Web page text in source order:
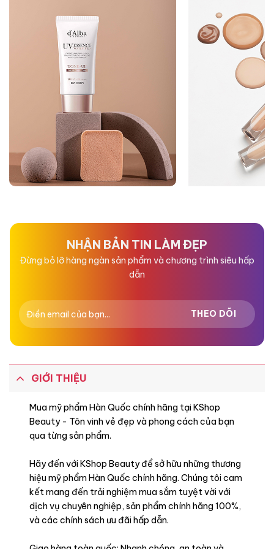
NHẬN BẢN TIN LÀM ĐẸP
Đừng bỏ lỡ hàng ngàn sản phẩm và chương trình siêu hấp
dẫn
GIỚI THIỆU
Mua mỹ phẩm Hàn Quốc chính hãng tại KShop
Beauty - Tôn vinh vẻ đẹp và phong cách của bạn
qua từng sản phẩm.
Hãy đến với KShop Beauty để sở hữu những thương
hiệu mỹ phẩm Hàn Quốc chính hãng. Chúng tôi cam
kết mang đến trải nghiệm mua sắm tuyệt vời với
dịch vụ chuyên nghiệp, sản phẩm chính hãng 100%,
và các chính sách ưu đãi hấp dẫn.